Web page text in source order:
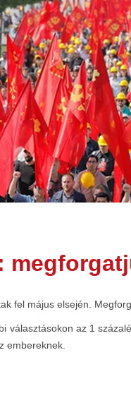
fel május elsején.
választásokon az 1
embereknek.